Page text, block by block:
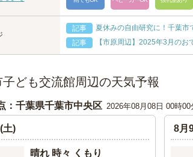
記事
夏休みの自由研究に！千葉市
記事
【市原周辺】2025年3月のお
ども交流館周辺の天気予報
：千葉県千葉市中央区 2026年08月08日 00時00
土)
晴れ 時々 くもり
8月